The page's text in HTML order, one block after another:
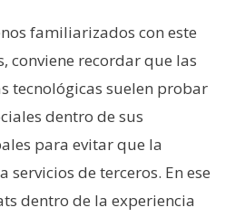
familiarizados con este
conviene recordar que las
tecnológicas suelen probar
dentro de sus
para evitar que la
servicios de terceros. En ese
dentro de la experiencia